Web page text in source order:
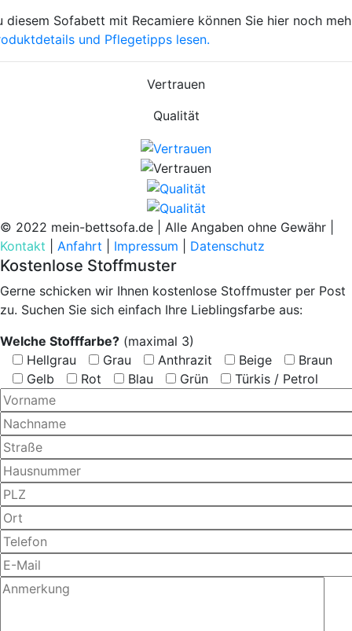
diesem Sofabett mit Recamiere können Sie hier noch
und Pflegetipps lesen.
Vertrauen
Qualität
© 2022 mein-bettsofa.de | Alle Angaben ohne Gewähr
Kontakt
Anfahrt Impressum Datenschutz
Kostenlose Stoffmuster
Gerne schicken wir Ihnen kostenlose Stoffmuster per Post
zu. Suchen Sie sich einfach Ihre Lieblingsfarbe aus:
Welche Stofffarbe? (maximal 3)
Hellgrau
Grau Anthrazit Beige
Braun
Gelb
Rot Blau Grün Türkis / Petrol